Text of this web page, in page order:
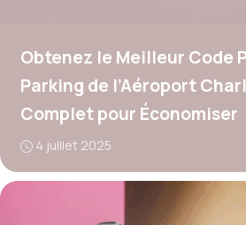
Obtenez le Meilleur Code
Parking de l’Aéroport
Complet pour Économiser
4 juillet 2025